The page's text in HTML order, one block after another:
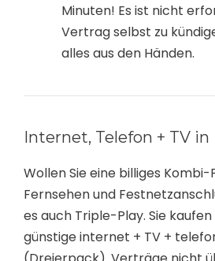
Minuten! Es ist nicht
Vertrag selbst zu
alles aus den Händen.
Internet, Telefon + TV
Wollen Sie eine billiges
Fernsehen und
es auch Triple-Play. Sie
günstige internet + TV +